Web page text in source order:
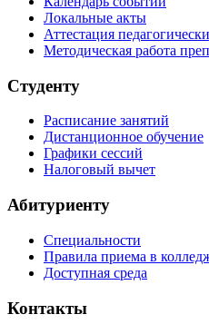
Локальные акты
Аттестация
Методическая работа
Студенту
Расписание занятий
Дистанционное обучение
Графики сессий
Налоговый вычет
Абитуриенту
Специальности
Правила приема в
Доступная среда
Контакты